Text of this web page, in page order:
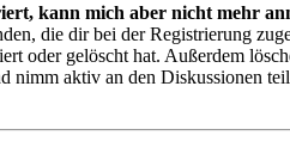
kann mich aber nicht mehr
die dir bei der Registrierung
oder gelöscht hat. Außerdem
nimm aktiv an den Diskussionen